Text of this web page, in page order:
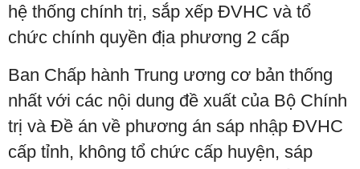
hệ thống chính trị, sắp xếp ĐVHC và tổ
chức chính quyền địa phương 2 cấp
Ban Chấp hành Trung ương cơ bản thống
nhất với các nội dung đề xuất của Bộ Chính
trị và Đề án về phương án sáp nhập ĐVHC
cấp tỉnh, không tổ chức cấp huyện, sáp